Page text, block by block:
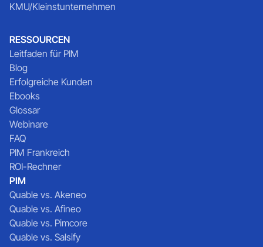
KMU/Kleinstunternehmen
RESSOURCEN
Leitfaden für PIM
Blog
Erfolgreiche Kunden
Ebooks
Glossar
Webinare
FAQ
PIM Frankreich
ROI-Rechner
PIM
Quable vs. Akeneo
Quable vs. Afineo
Quable vs. Pimcore
Quable vs. Salsify